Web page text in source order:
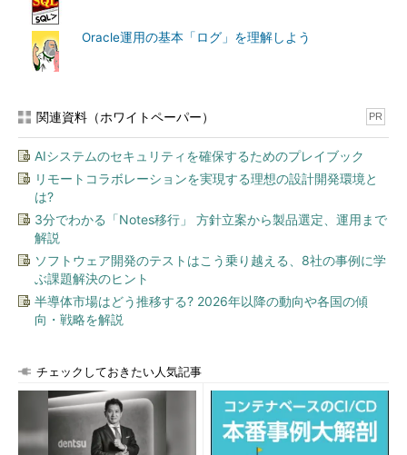
トランザクションログのバックアップを取得する
肥大してしまったトランザクションログファイルを圧縮
し、あるべきサイズへ変更（縮小）する
（2）で特定したセッションがなぜ原因だったかを分析
本トラブルシューティングの対応バージョン：SQL Server 全バージョン
筆者紹介
ユニアデックス株式会社所属。Microsoft MVP Data
Platform（2011～ ）。OracleやSQL Serverなど商用データベ
ースの重大障害や大型案件の設計構築、プリセールス、社内外
の教育、新技術評価を行っていた。2016年4月よりIoTビジネス
Oracle運用の基本「ログ」を理解しよう
関連資料（ホワイトペーパー） PR
AIシステムのセキュリティを確保するためのプレイブック
リモートコラボレーションを実現する理想の設計開発環境と
は?
3分でわかる「Notes移行」 方針立案から製品選定、運用まで
解説
ソフトウェア開発のテストはこう乗り越える、8社の事例に学
ぶ課題解決のヒント
半導体市場はどう推移する? 2026年以降の動向や各国の傾
向・戦略を解説
チェックしておきたい人気記事